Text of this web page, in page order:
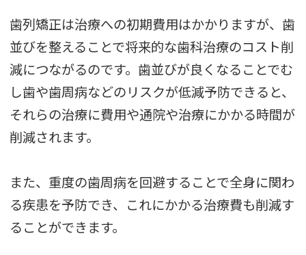
歯列矯正は治療への初期費用はかかりますが、歯
並びを整えることで将来的な歯科治療のコスト削
減につながるのです。歯並びが良くなることでむ
し歯や歯周病などのリスクが低減予防できると、
それらの治療に費用や通院や治療にかかる時間が
削減されます。
また、重度の歯周病を回避することで全身に関わ
る疾患を予防でき、これにかかる治療費も削減す
ることができます。